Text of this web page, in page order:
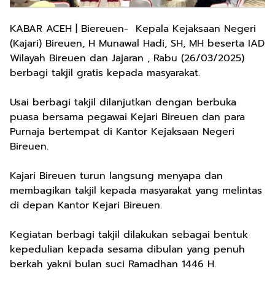
KABAR ACEH | Biereuen- Kepala Kejaksaan Negeri
(Kajari) Bireuen, H Munawal Hadi, SH, MH beserta IAD
Wilayah Bireuen dan Jajaran , Rabu (26/03/2025)
berbagi takjil gratis kepada masyarakat.
Usai berbagi takjil dilanjutkan dengan berbuka
puasa bersama pegawai Kejari Bireuen dan para
Purnaja bertempat di Kantor Kejaksaan Negeri
Bireuen.
Kajari Bireuen turun langsung menyapa dan
membagikan takjil kepada masyarakat yang melintas
di depan Kantor Kejari Bireuen.
Kegiatan berbagi takjil dilakukan sebagai bentuk
kepedulian kepada sesama dibulan yang penuh
berkah yakni bulan suci Ramadhan 1446 H.